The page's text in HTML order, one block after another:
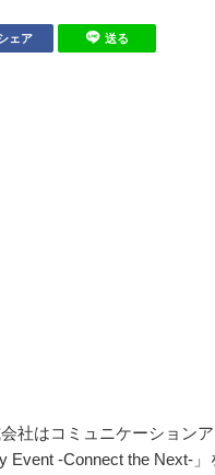
ェア 送る
社はコミュニケーション
Event -Connect the Next-」